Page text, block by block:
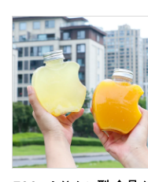
ティー用